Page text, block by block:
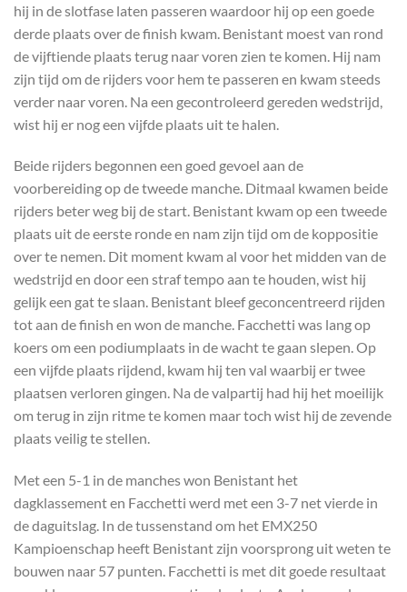
hij in de slotfase laten passeren waardoor hij op een goede
derde plaats over de finish kwam. Benistant moest van rond
de vijftiende plaats terug naar voren zien te komen. Hij nam
zijn tijd om de rijders voor hem te passeren en kwam steeds
verder naar voren. Na een gecontroleerd gereden wedstrijd,
wist hij er nog een vijfde plaats uit te halen.
Beide rijders begonnen een goed gevoel aan de
voorbereiding op de tweede manche. Ditmaal kwamen beide
rijders beter weg bij de start. Benistant kwam op een tweede
plaats uit de eerste ronde en nam zijn tijd om de koppositie
over te nemen. Dit moment kwam al voor het midden van de
wedstrijd en door een straf tempo aan te houden, wist hij
gelijk een gat te slaan. Benistant bleef geconcentreerd rijden
tot aan de finish en won de manche. Facchetti was lang op
koers om een podiumplaats in de wacht te gaan slepen. Op
een vijfde plaats rijdend, kwam hij ten val waarbij er twee
plaatsen verloren gingen. Na de valpartij had hij het moeilijk
om terug in zijn ritme te komen maar toch wist hij de zevende
plaats veilig te stellen.
Met een 5-1 in de manches won Benistant het
dagklassement en Facchetti werd met een 3-7 net vierde in
de daguitslag. In de tussenstand om het EMX250
Kampioenschap heeft Benistant zijn voorsprong uit weten te
bouwen naar 57 punten. Facchetti is met dit goede resultaat